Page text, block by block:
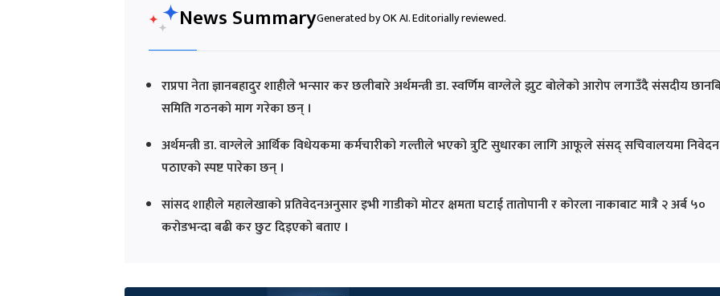
News SummaryGenerated by OK AI. Editorially reviewed.
राप्रपा नेता ज्ञानबहादुर शाहीले भन्सार कर छलीबारे अर्थमन्त्री डा. स्वर्णिम वाग्लेले झुट बोलेको आरोप लगाउँदै संसदीय
समिति गठनको माग गरेका छन् ।
अर्थमन्त्री डा. वाग्लेले आर्थिक विधेयकमा कर्मचारीको गल्तीले भएको त्रुटि सुधारका लागि आफूले संसद् सचिवालयमा निवेदन
पठाएको स्पष्ट पारेका छन् ।
सांसद शाहीले महालेखाको प्रतिवेदनअनुसार इभी गाडीको मोटर क्षमता घटाई तातोपानी र कोरला नाकाबाट मात्रै २ अर्ब ५०
करोडभन्दा बढी कर छुट दिइएको बताए ।